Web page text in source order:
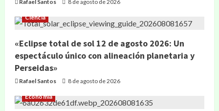
Rafael Santos 8 de agosto de 2026
Ciencia
«Eclipse total de sol 12 de agosto 2026: Un
espectáculo único con alineación planetaria y
Perseidas»
Rafael Santos 8 de agosto de 2026
Economía